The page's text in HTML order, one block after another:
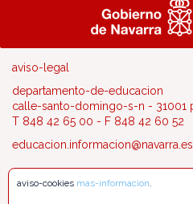
aviso-legal
departamento-de-educacion
calle-santo-domingo-s-n - 31001
T 848 42 65 00 - F 848 42 60 52
educacion.informacion@navarra.es
aviso-cookies mas-informacion.